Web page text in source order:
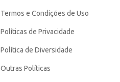
Termos e Condições de Uso
Políticas de Privacidade
Política de Diversidade
Outras Políticas